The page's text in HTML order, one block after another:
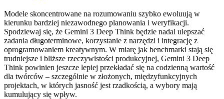
Modele skoncentrowane na rozumowaniu szybko ewoluują w
kierunku bardziej niezawodnego planowania i weryfikacji.
Spodziewaj się, że Gemini 3 Deep Think będzie nadal ulepszać
zadania długoterminowe, korzystanie z narzędzi i integrację z
oprogramowaniem kreatywnym. W miarę jak benchmarki stają się
trudniejsze i bliższe rzeczywistości produkcyjnej, Gemini 3 Deep
Think powinien jeszcze lepiej przekładać się na codzienną wartość
dla twórców – szczególnie w złożonych, międzyfunkcyjnych
projektach, w których jasność jest rzadkością, a wybory mają
kumulujący się wpływ.